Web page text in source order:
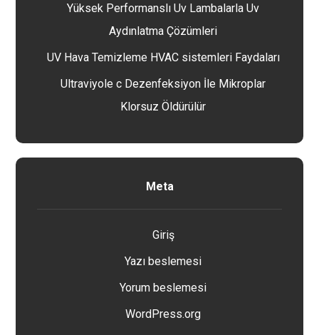
Yüksek Performanslı Uv Lambalarla Uv
Aydınlatma Çözümleri
UV Hava Temizleme HVAC sistemleri Faydaları
Ultraviyole c Dezenfeksiyon İle Mikroplar
Klorsuz Öldürülür
Meta
Giriş
Yazı beslemesi
Yorum beslemesi
WordPress.org